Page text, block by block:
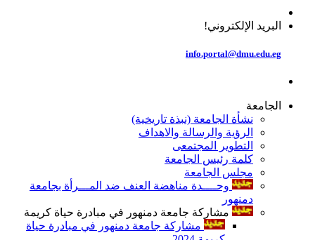
البريد الإلكتروني!
info.portal@dmu.edu.eg
الجامعة
نشأة الجامعة (نبذة تاريخية)
الرؤية والرسالة والاهداف
التطوير المجتمعى
كلمة رئيس الجامعة
مجلس الجامعة
وحــــدة مناهضة العنف ضد المـــرأة بجامعة
دمنهور
مشاركة جامعة دمنهور في مبادرة حياة كريمة
مشاركة جامعة دمنهور في مبادرة حياة